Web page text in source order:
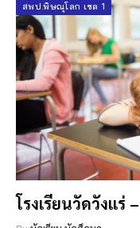
สพป.พิษณุโลก เขต 1
โรงเรียนวัดวังแร่